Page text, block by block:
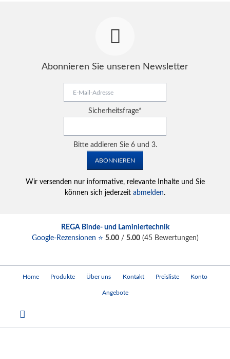
Abonnieren Sie unseren Newsletter
Adresse
Pflichtfeld
Sicherheitsfrage*
Bitte addieren Sie 6 und 3.
ABONNIEREN
Wir versenden nur informative, relevante Inhalte und Sie
können sich jederzeit abmelden.
Home Produkte Über uns Kontakt Preisliste Konto
Angebote
REGA Binde- und Laminiertechnik
Google-Rezensionen ⭐ 5.00/ 5.00(45Bewertungen)